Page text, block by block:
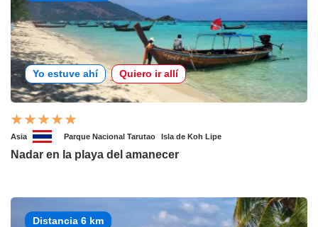
Yo estuve ahí Quiero ir allí
Asia Parque Nacional Tarutao Isla de Koh Lipe
Nadar en la playa del amanecer
Distancia 6 km